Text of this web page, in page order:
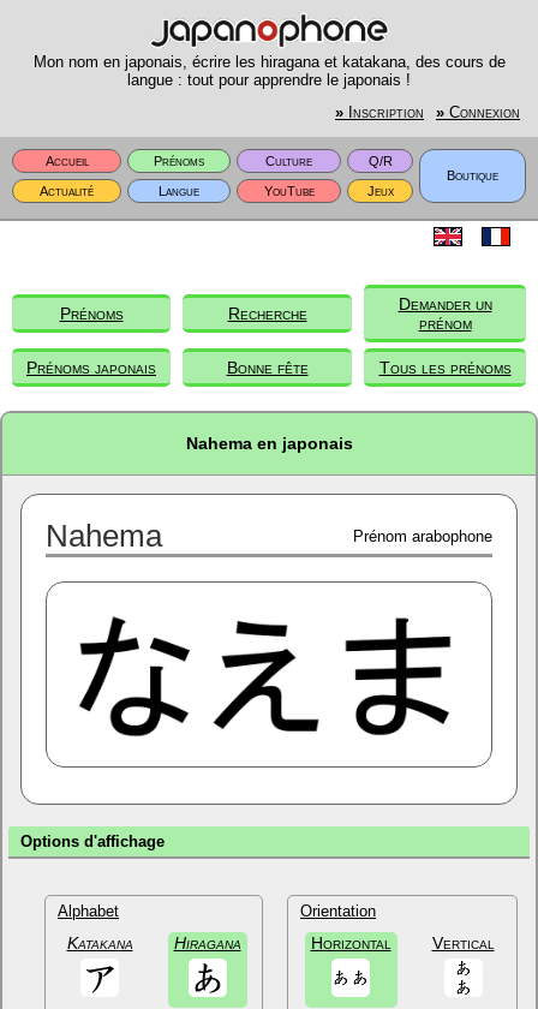
Mon nom en japonais, écrire les hiragana et katakana, des cours de
langue : tout pour apprendre le japonais !
» Inscription » Connexion
Accueil Prénoms Culture
Q/R
Boutique
Actualité
Langue YouTube Jeux
Prénoms Recherche
Demander un
prénom
Prénoms japonais Bonne fête Tous les prénoms
Nahema en japonais
Nahema Prénom arabophone
Options d'affichage
Alphabet
Katakana Hiragana
Orientation
Horizontal Vertical